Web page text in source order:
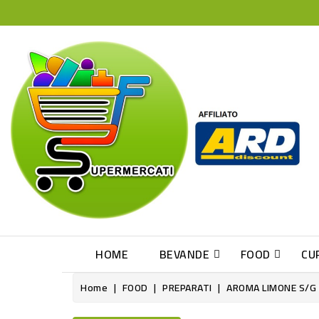
HOME BEVANDE FOOD
Home FOOD PREPARATI AROMA LIMONE S/